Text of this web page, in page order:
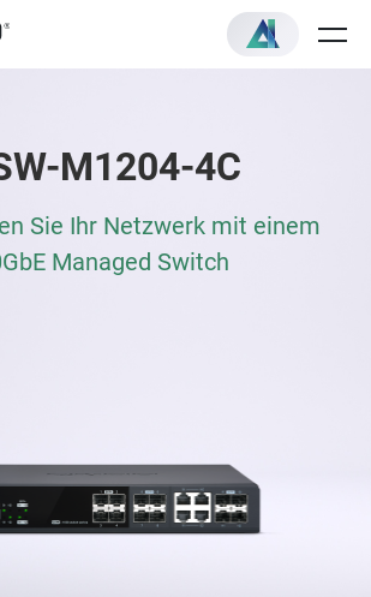
M1204-4C
Sie Ihr Netzwerk mit einem
Managed Switch